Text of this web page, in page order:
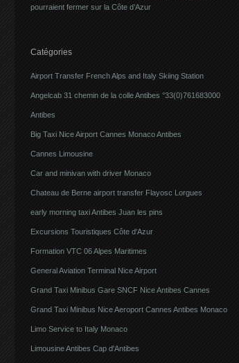
pourraient fermer sur la Côte d’Azur
Catégories
Airport Transfer French Alps and Italy Skiing Station
Angelcab 31 chemin de la colle Antibes °33(0)761683000
Antibes
Big Taxi Nice Airport Cannes Monaco Antibes
Cannes Limousine
Car and minivan with driver Monaco
Chateau de Berne airport transfer Flayosc Lorgues
early morning taxi Antibes Juan les pins
Excursions Touristiques Côte d'Azur
Formation VTC 06 Alpes Maritimes
General Aviation Terminal Nice Airport
Grand Taxi Minibus Gare SNCF Nice Antibes Cannes
Grand Taxi Minibus Nice Aeroport Cannes Antibes Monaco
Limo Service to Italy Monaco
Limousine Antibes Cap d'Antibes